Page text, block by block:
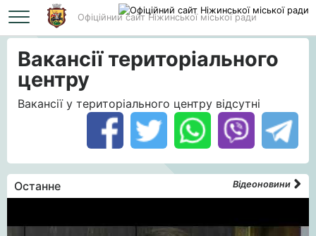
Офіційний сайт Ніжинської міської ради
Головна Вакансії територіального центру
Вакансії територіального
центру
Вакансії у територіального центру відсутні
Останне Відеоновини